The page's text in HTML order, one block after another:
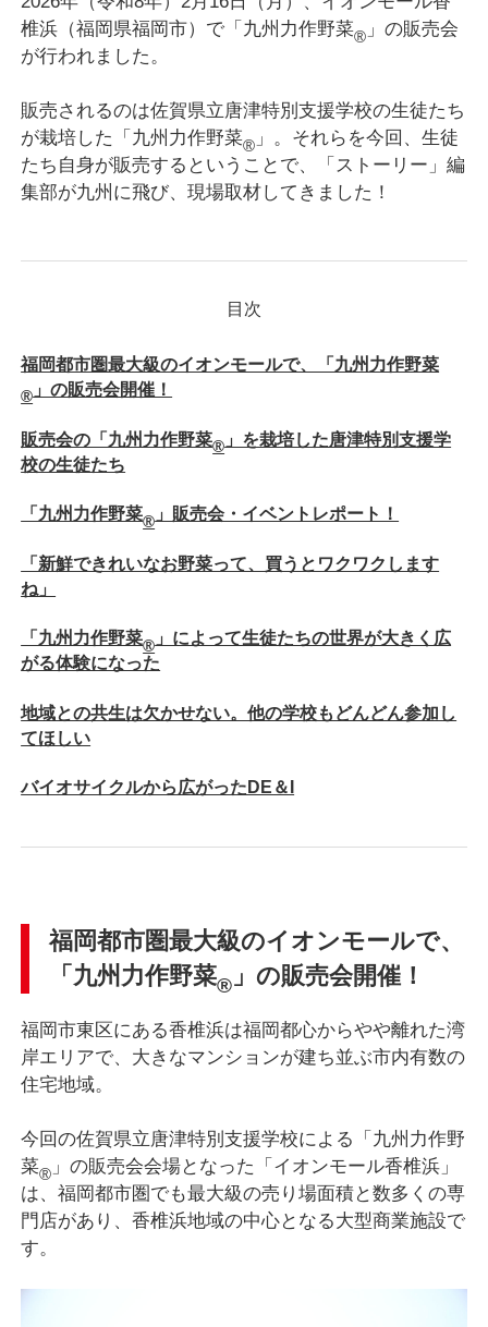
椎浜（福岡県福岡市）で「九州力作野菜® 」の販売会
が行われました。
販売されるのは佐賀県立唐津特別支援学校の生徒たち
が栽培した「九州力作野菜® 」。それらを今回、生徒
たち自身が販売するということで、「ストーリー」編
集部が九州に飛び、現場取材してきました！
福岡都市圏最大級のイオンモールで、「九州力作野菜
® 」の販売会開催！
販売会の「九州力作野菜® 」を栽培した唐津特別支援学
校の生徒たち
「九州力作野菜® 」販売会・イベントレポート！
「新鮮できれいなお野菜って、買うとワクワクします
ね」
「九州力作野菜® 」によって生徒たちの世界が大きく広
がる体験になった
地域との共生は欠かせない。他の学校もどんどん参加し
てほしい
バイオサイクルから広がったDE＆I
福岡都市圏最大級のイオンモールで、
「九州力作野菜® 」の販売会開催！
福岡市東区にある香椎浜は福岡都心からやや離れた湾
岸エリアで、大きなマンションが建ち並ぶ市内有数の
住宅地域。
今回の佐賀県立唐津特別支援学校による「九州力作野
菜® 」の販売会会場となった「イオンモール香椎浜」
は、福岡都市圏でも最大級の売り場面積と数多くの専
門店があり、香椎浜地域の中心となる大型商業施設で
す。